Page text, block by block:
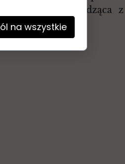
to grafika pochodząca
na wszystkie